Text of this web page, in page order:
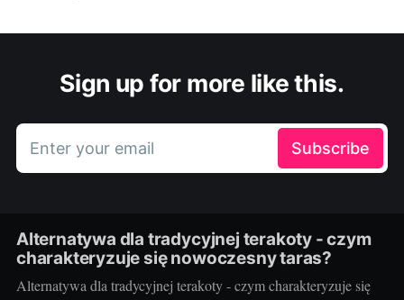
Sign up for more like this.
Enter your email Subscribe
Alternatywa dla tradycyjnej terakoty - czym
charakteryzuje się nowoczesny taras?
Alternatywa dla tradycyjnej terakoty - czym charakteryzuje się